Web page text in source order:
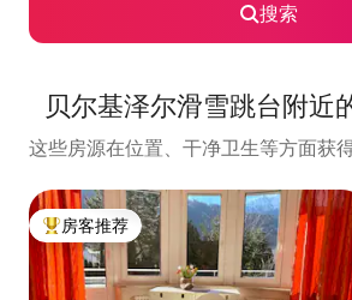
搜索
贝尔基泽尔滑雪跳台附近
这些房源在位置、干净卫生等方面获
热门「房客推荐」
房客推荐